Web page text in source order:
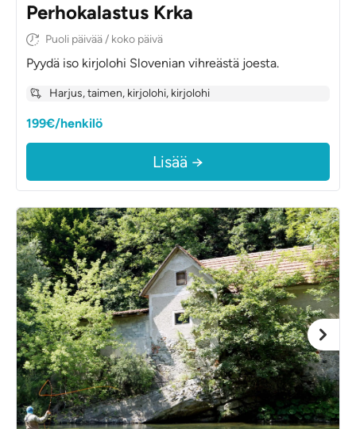
Perhokalastus Krka
Puoli päivää / koko päivä
Pyydä iso kirjolohi Slovenian vihreästä joesta.
Harjus, taimen, kirjolohi, kirjolohi
199€/henkilö
Lisää →